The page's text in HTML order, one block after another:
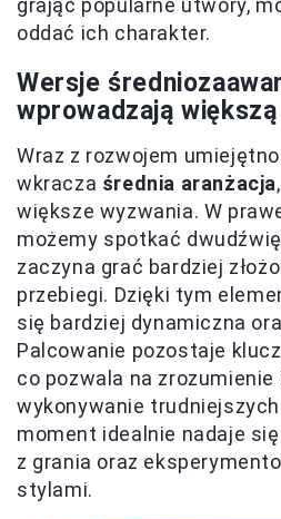
grając popularne utwory,
oddać ich charakter.
Wersje
wprowadzają
Wraz z rozwojem
wkracza średnia aranżacja
większe wyzwania. W
możemy spotkać
zaczyna grać bardziej
przebiegi. Dzięki tym
się bardziej dynamiczna
Palcowanie pozostaje
co pozwala na zrozumienie
wykonywanie
moment idealnie nadaje
z grania oraz
stylami.